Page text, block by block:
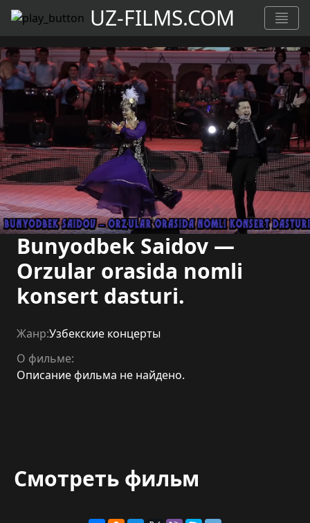
UZ-FILMS.COM
Bunyodbek Saidov —
Orzular orasida nomli
konsert dasturi.
Жанр:Узбекские концерты
О фильме:
Описание фильма не найдено.
Смотреть фильм